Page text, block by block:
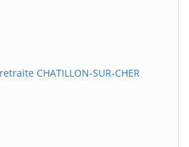
CHATILLON-SUR-CHER